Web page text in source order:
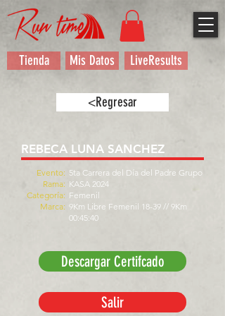
Tienda Mis Datos LiveResults
<Regresar
REBECA LUNA SANCHEZ
Evento:
Rama:
Categoría:
Marca:
5ta Carrera del Día del Padre Grupo
KASA 2024
Femenil
9Km Libre Femenil 18-39 // 9Km
00:45:40
Descargar Certifcado
Salir